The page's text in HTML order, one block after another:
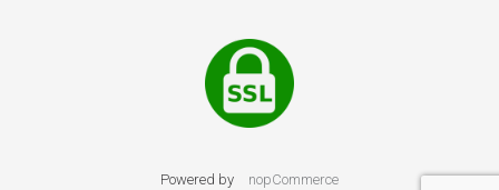
Powered by nopCommerce